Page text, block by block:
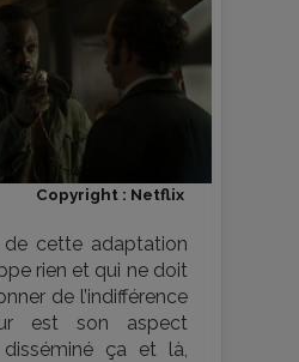
Copyright : Netflix
de cette adaptation
rien et qui ne doit
de l’indifférence
est son aspect
ça et là,